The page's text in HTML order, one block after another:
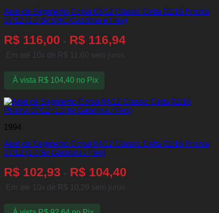
Anel de Segmento Corsa 03/12 Classic Celta 02/16 Prisma
07/12 (1.0 8v VHC Gasolina e Flex)
R$ 116,00 - R$ 116,94
Em até 10x de R$ 11,60 sem juros
À vista R$104,40 no Pix
1994
Anel de Segmento Corsa 94/12 Classic Celta 02/16 Prisma
07/12 (1.0 8v Gasolina / Flex)
R$ 102,93 - R$ 104,40
Em até 10x de R$ 10,29 sem juros